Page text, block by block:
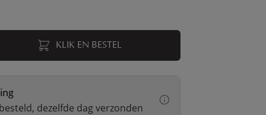
KLIK EN BESTEL
dezelfde dag verzonden